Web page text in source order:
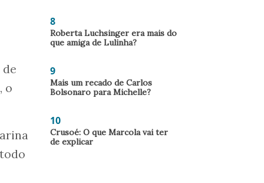
o
8
Roberta Luchsinger era mais do
que amiga de Lulinha?
9
Mais um recado de Carlos
Bolsonaro para Michelle?
10
Crusoé: O que Marcola vai ter
de explicar